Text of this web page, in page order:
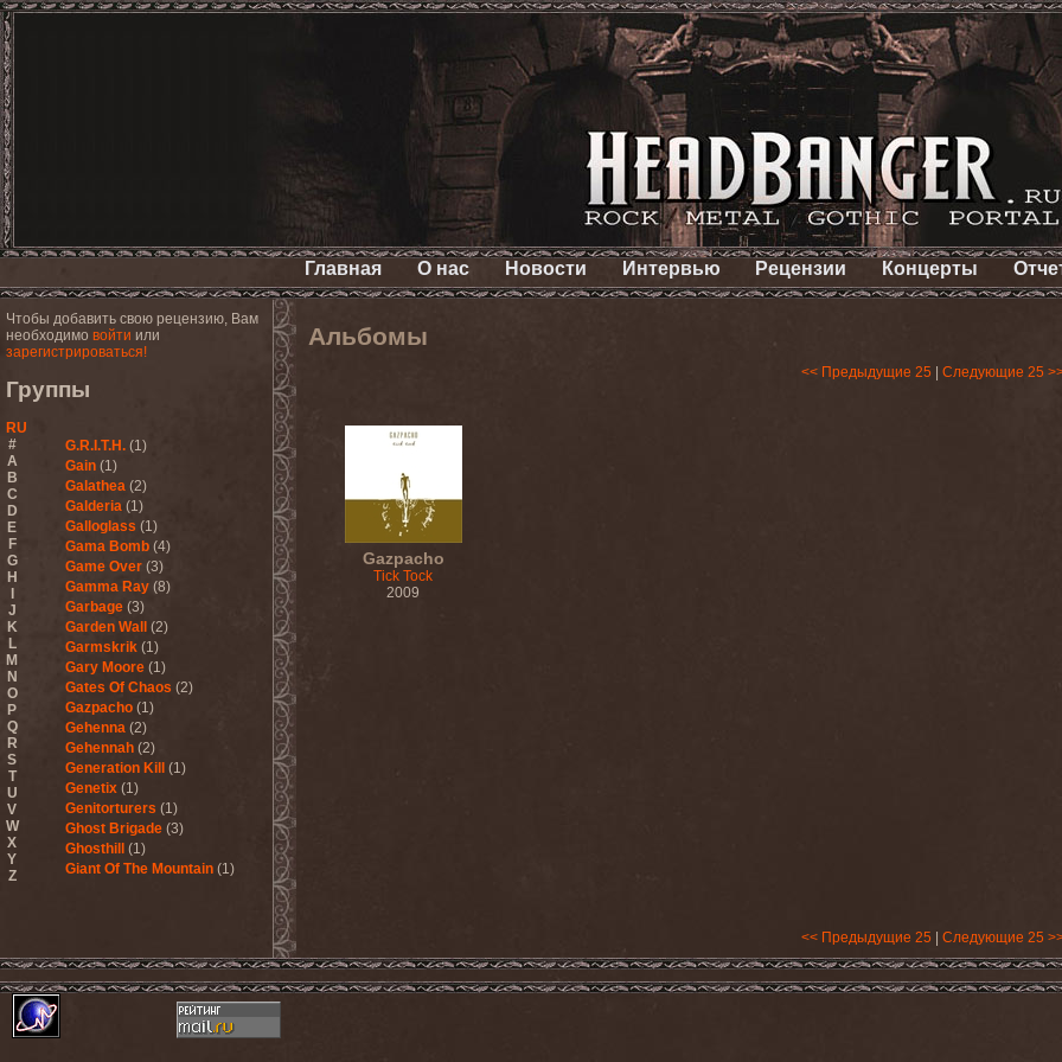
Главная О нас Новости Интервью Рецензии Концерты
Чтобы добавить свою рецензию, Вам
необходимо войти или
зарегистрироваться!
Группы
RU
#
A
B
C
D
E
F
G
H
J
K
L
M
N
O
P
Q
R
S
T
U
V
W
X
Y
Z
G.R.I.T.H. (1)
Gain (1)
Galathea (2)
Galderia (1)
Galloglass (1)
Gama Bomb (4)
Game Over (3)
Gamma Ray (8)
Garbage (3)
Garden Wall
(2)
Garmskrik (1)
Gary Moore (1)
Gates Of Chaos (2)
Gazpacho (1)
Gehenna (2)
Gehennah (2)
Generation Kill
(1)
Genetix (1)
Genitorturers (1)
Ghost Brigade (3)
Ghosthill
(1)
Giant Of The Mountain (1)
Glenn Hughes (2)
Glittertind (2)
(1)
Альбомы
<< Предыдущие 25 Следующие 25
Gazpacho
Tick Tock
2009
<< Предыдущие 25 Следующие 25